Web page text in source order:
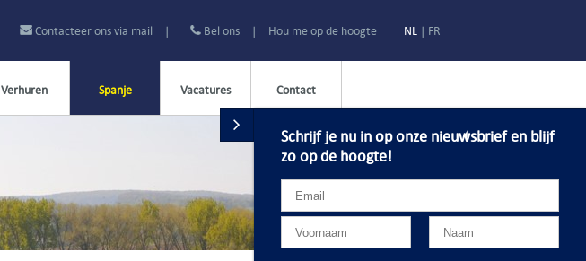
NL | FR
Contacteer ons via mail | Bel ons | Hou me op de hoogte
Verhuren Spanje Vacatures Contact
Schrijf je nu in op onze nieuwsbrief en blijf
zo op de hoogte!